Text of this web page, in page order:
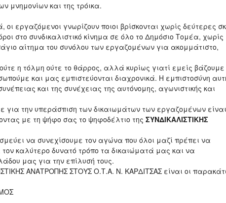
μνημονίων και της τρόικα.
εργαζόμενοι γνωρίζουν ποιοι βρίσκονται χωρίς δεύτερες
στο συνδικαλιστικό κίνημα σε όλο το Δημόσιο Το­μέα, χωρίς
αίτημα του συνόλου των εργαζο­μένων για ακομμάτιστο,
η τόλμη ούτε το θάρρος, αλλά κυρίως γιατί εμείς βάζουμε
και μας εμπιστεύονται διαχρονικά. Η εμπιστοσύνη
και της συνέχειας της αυτόνομης, αγωνιστικής και
την υπεράσπιση των δικαιωμάτων των εργαζομένων είναι
με τη ψήφο σας το ψηφοδέλτιο της ΣΥΝΔΙΚΑΛΙΣΤΙΚΗΣ
να συνεχίσουμε τον αγώνα που όλοι μαζί πρέ­πει να
καλύτερο δυνατό τρόπο τα δικαιώματά μας και να
μας για την επίλυσή τους.
ΑΝΑΤΡΟΠΗΣ ΣΤΟΥΣ Ο.Τ.Α. Ν. ΚΑΡΔΙΤΣΑΣ είναι οι